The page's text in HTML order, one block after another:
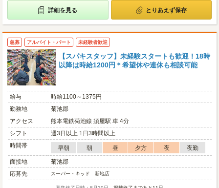
詳細を見る とりあえず保存
急募 アルバイト・パート 未経験者歓迎
【スパキスタッフ】未経験スタートも歓迎！18時
以降は時給1200円＊希望休や連休も相談可能
給与
時給1100～1375円
勤務地
菊池郡
アクセス
熊本電鉄菊池線 須屋駅 車 4分
シフト
週3日以上 1日3時間以上
時間帯
早朝 朝 昼 夕方 夜
夜勤
面接地
菊池郡
応募先
スーパー・キッド 新地店